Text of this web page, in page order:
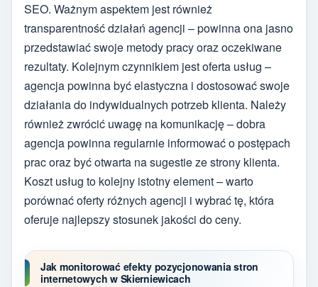
SEO. Ważnym aspektem jest również
transparentność działań agencji – powinna ona jasno
przedstawiać swoje metody pracy oraz oczekiwane
rezultaty. Kolejnym czynnikiem jest oferta usług –
agencja powinna być elastyczna i dostosować swoje
działania do indywidualnych potrzeb klienta. Należy
również zwrócić uwagę na komunikację – dobra
agencja powinna regularnie informować o postępach
prac oraz być otwarta na sugestie ze strony klienta.
Koszt usług to kolejny istotny element – warto
porównać oferty różnych agencji i wybrać tę, która
oferuje najlepszy stosunek jakości do ceny.
Jak monitorować efekty pozycjonowania stron
internetowych w Skierniewicach